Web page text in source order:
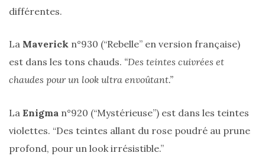
de
légers
tendance
23/05/2026
différentes.
La Maverick n°930 (“Rebelle” en version française)
est dans les tons chauds. “Des teintes cuivrées et
chaudes pour un look ultra envoûtant.”
La Enigma n°920 (“Mystérieuse”) est dans les teintes
violettes. “Des teintes allant du rose poudré au prune
profond, pour un look irrésistible.”